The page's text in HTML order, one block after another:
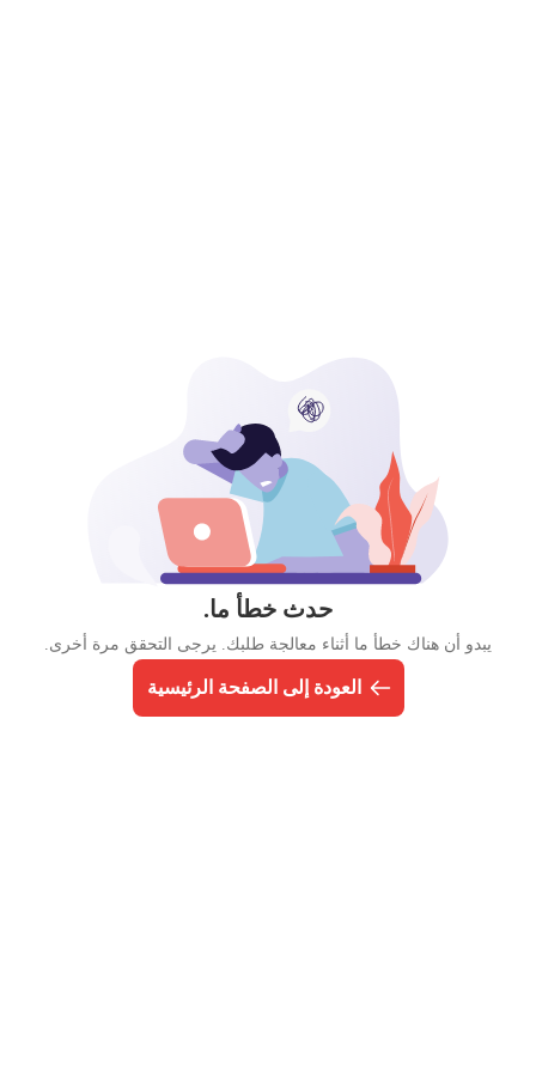
حدث خطأ ما.
يبدو أن هناك خطأ ما أثناء معالجة طلبك. يرجى التحقق مرة أخرى.
العودة إلى الصفحة الرئيسية